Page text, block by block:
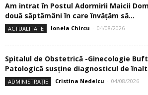
Am intrat în Postul Adormirii Maicii
două săptămâni în care învăţăm să...
ACTUALITATE Ionela Chircu - 04/08/2026
Spitalul de Obstetrică -Ginecologie
Patologică susţine diagnosticul de
ADMINISTRAȚIE Cristina Nedelcu - 04/08/2026